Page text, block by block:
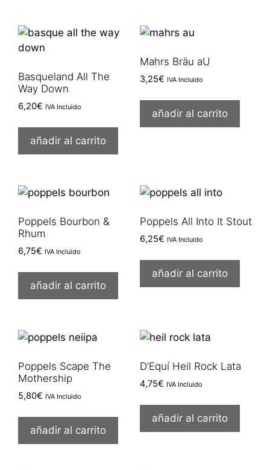
Basqueland All The
Way Down
6,20€ IVA Incluido
añadir al carrito
Mahrs Bräu aU
3,25€ IVA Incluido
añadir al carrito
Poppels Bourbon &
Rhum
6,75€ IVA Incluido
añadir al carrito
Poppels All Into It Stout
6,25€ IVA Incluido
añadir al carrito
Poppels Scape The
Mothership
5,80€ IVA Incluido
añadir al carrito
D’Equí Heil Rock Lata
4,75€ IVA Incluido
añadir al carrito